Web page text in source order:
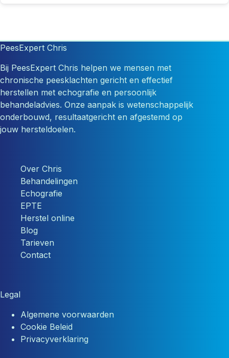
PeesExpert Chris
Bij PeesExpert Chris helpen we mensen met
chronische peesklachten gericht en effectief
herstellen met echografie en persoonlijk
behandeladvies. Onze aanpak is wetenschappelijk
onderbouwd, resultaatgericht en afgestemd op
jouw hersteldoelen.
Over Chris
Behandelingen
Echografie
EPTE
Herstel online
Blog
Tarieven
Contact
Legal
Algemene voorwaarden
Cookie Beleid
Privacyverklaring